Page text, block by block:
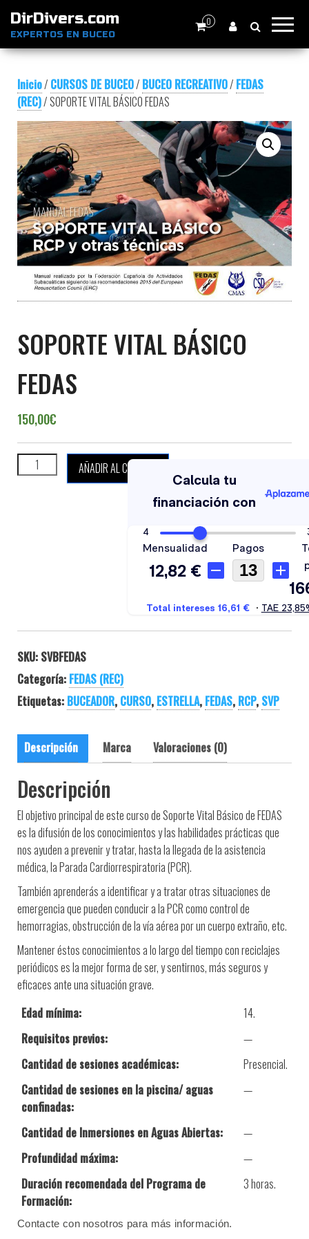
DirDivers.com
EXPERTOS EN BUCEO
0
Inicio/ CURSOS DE BUCEO/ BUCEO RECREATIVO/ FEDAS
(REC)/ SOPORTE VITAL BÁSICO FEDAS
SOPORTE VITAL BÁSICO
FEDAS
150,00€
SOPORTE VITAL BÁSICO FEDAS cantidad
AÑADIR AL CARRITO
SKU: SVBFEDAS
Categoría: FEDAS (REC)
Etiquetas: BUCEADOR, CURSO, ESTRELLA, FEDAS, RCP, SVP
Descripción Marca Valoraciones (0)
Descripción
El objetivo principal de este curso de Soporte Vital Básico de FEDAS
es la difusión de los conocimientos y las habilidades prácticas que
nos ayuden a prevenir y tratar, hasta la llegada de la asistencia
médica, la Parada Cardiorrespiratoria (PCR).
También aprenderás a identificar y a tratar otras situaciones de
emergencia que pueden conducir a la PCR como control de
hemorragias, obstrucción de la vía aérea por un cuerpo extraño, etc.
Mantener éstos conocimientos a lo largo del tiempo con reciclajes
periódicos es la mejor forma de ser, y sentirnos, más seguros y
eficaces ante una situación grave.
Edad mínima:
14.
Requisitos previos:
—
Cantidad de sesiones académicas:
Presencial.
Cantidad de sesiones en la piscina/ aguas
confinadas:
—
Cantidad de Inmersiones en Aguas Abiertas:
—
Profundidad máxima:
—
Duración recomendada del Programa de
Formación:
3 horas.
Contacte con nosotros para más información.